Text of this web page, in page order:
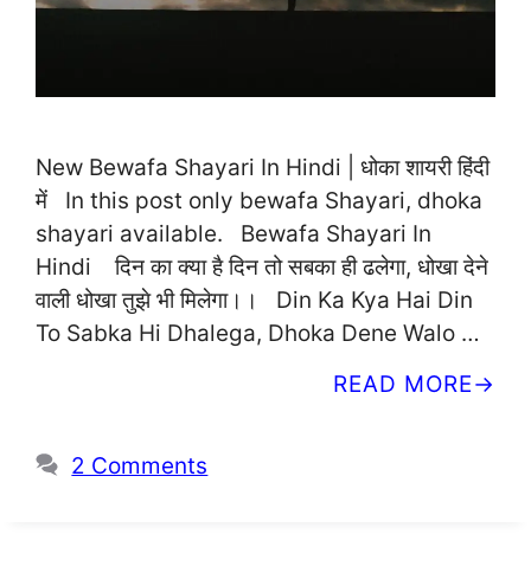
New Bewafa Shayari In Hindi | धोका शायरी हिंदी
में In this post only bewafa Shayari, dhoka
shayari available. Bewafa Shayari In
Hindi दिन का क्या है दिन तो सबका ही ढलेगा, धोखा देने
वाली धोखा तुझे भी मिलेगा।। Din Ka Kya Hai Din
To Sabka Hi Dhalega, Dhoka Dene Walo …
READ MORE
2 Comments